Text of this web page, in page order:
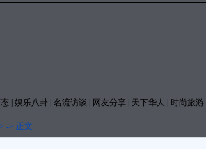
娱乐八卦 名流访谈 网友分享 天下华人 时尚旅游
-> 正文